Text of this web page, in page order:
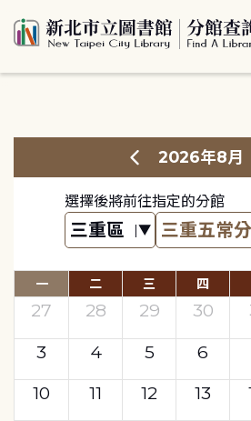
2026年8月
選擇後將前往指定的分館
一 二 三 四
27 28 29 30
3
4 5 6
10
11 12 13